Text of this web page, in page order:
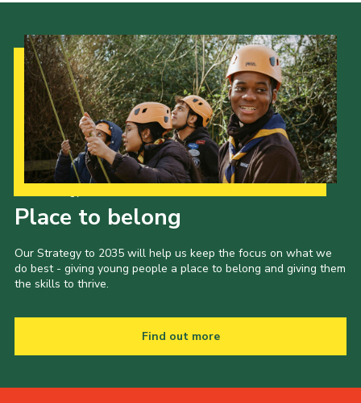
Place to belong
Our Strategy to 2035 will help us keep the focus on what we
do best - giving young people a place to belong and giving them
the skills to thrive.
Find out more